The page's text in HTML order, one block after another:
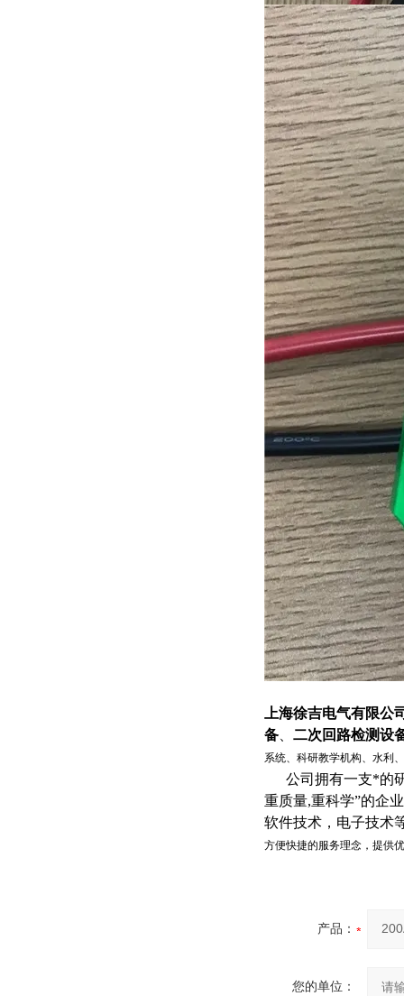
上海徐吉电气有限公
备
二次回路检测设
系统、科研教学机构、水利
公司拥有一支*的研
重质量,重科学”的企
软件技术，电子技术
方便快捷的服务理念，提供
产品：
您的单位：